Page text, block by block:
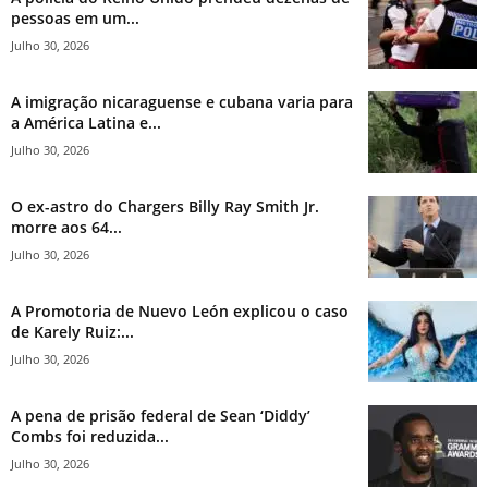
pessoas em um...
Julho 30, 2026
A imigração nicaraguense e cubana varia para
a América Latina e...
Julho 30, 2026
O ex-astro do Chargers Billy Ray Smith Jr.
morre aos 64...
Julho 30, 2026
A Promotoria de Nuevo León explicou o caso
de Karely Ruiz:...
Julho 30, 2026
A pena de prisão federal de Sean ‘Diddy’
Combs foi reduzida...
Julho 30, 2026